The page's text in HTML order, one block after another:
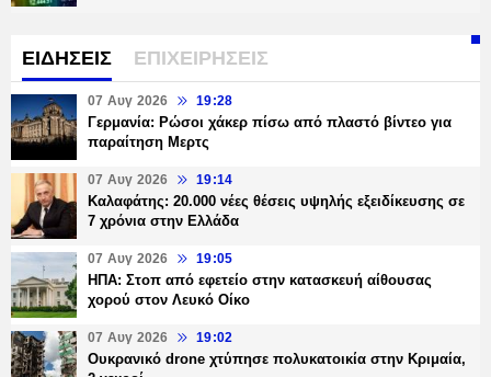
ΕΙΔΗΣΕΙΣ ΕΠΙΧΕΙΡΗΣΕΙΣ
07 Αυγ 2026 19:28
Γερμανία: Ρώσοι χάκερ πίσω από πλαστό βίντεο για
παραίτηση Μερτς
07 Αυγ 2026 19:14
Καλαφάτης: 20.000 νέες θέσεις υψηλής εξειδίκευσης σε
7 χρόνια στην Ελλάδα
07 Αυγ 2026 19:05
ΗΠΑ: Στοπ από εφετείο στην κατασκευή αίθουσας
χορού στον Λευκό Οίκο
07 Αυγ 2026 19:02
Ουκρανικό drone χτύπησε πολυκατοικία στην Κριμαία,